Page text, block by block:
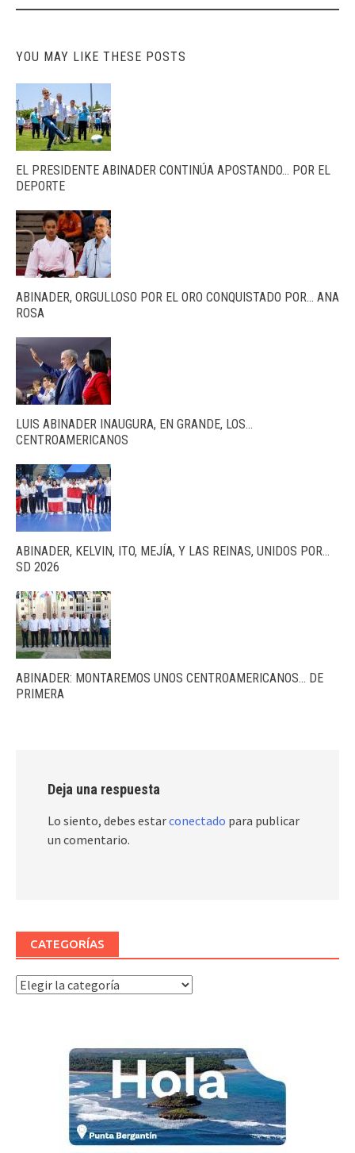
YOU MAY LIKE THESE POSTS
EL PRESIDENTE ABINADER CONTINÚA APOSTANDO… POR EL
DEPORTE
ABINADER, ORGULLOSO POR EL ORO CONQUISTADO POR… ANA
ROSA
LUIS ABINADER INAUGURA, EN GRANDE, LOS…
CENTROAMERICANOS
ABINADER, KELVIN, ITO, MEJÍA, Y LAS REINAS, UNIDOS POR…
SD 2026
ABINADER: MONTAREMOS UNOS CENTROAMERICANOS… DE
PRIMERA
Deja una respuesta
Lo siento, debes estarconectado para publicar
un comentario.
CATEGORÍAS
Categorías